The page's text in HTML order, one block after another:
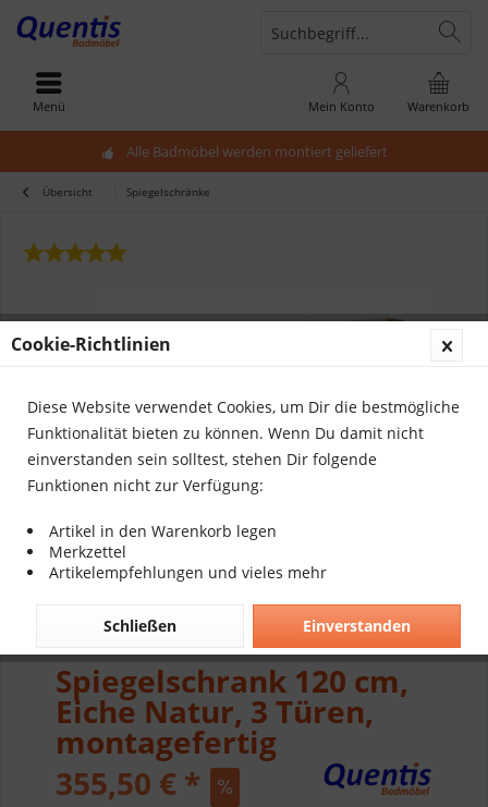
Alle Badmöbel werden montiert geliefert
Warenkorb
Mein Konto
Menü
Übersicht Spiegelschränke
Spiegelschrank 120 cm,
Eiche Natur, 3 Türen,
montagefertig
355,50 € *
Cookie-Richtlinien
Diese Website verwendet Cookies, um Dir die bestmögliche
Funktionalität bieten zu können. Wenn Du damit nicht
einverstanden sein solltest, stehen Dir folgende
Funktionen nicht zur Verfügung:
Artikel in den Warenkorb legen
Merkzettel
Artikelempfehlungen und vieles mehr
Einverstanden
Schließen